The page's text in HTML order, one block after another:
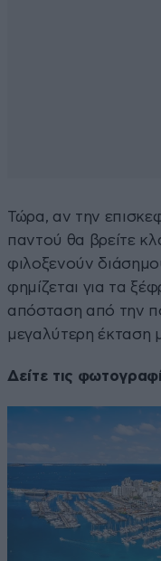
Τώρα, αν την
παντού θα βρείτε
φιλοξενούν
φημίζεται για τα
απόσταση από την
μεγαλύτερη έκταση
Δείτε τις